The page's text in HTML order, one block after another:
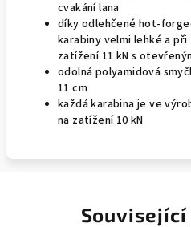
cvakání lana
díky odlehčené hot-
karabiny velmi lehké a
zatížení 11 kN s
odolná polyamidová
11 cm
každá karabina je ve
na zatížení 10 kN